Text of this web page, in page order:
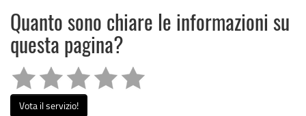
Quanto sono chiare le informazioni su
questa pagina?
Vota il servizio!